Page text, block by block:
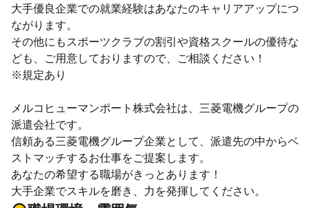
大手優良企業での就業経験はあなたのキャリアアップにつ
ながります。
その他にもスポーツクラブの割引や資格スクールの優待な
ども、ご用意しておりますので、ご相談ください！
※規定あり
メルコヒューマンポート株式会社は、三菱電機グループの
派遣会社です。
信頼ある三菱電機グループ企業として、派遣先の中からベ
ストマッチするお仕事をご提案します。
あなたの希望する職場がきっとあります！
大手企業でスキルを磨き、力を発揮してください。